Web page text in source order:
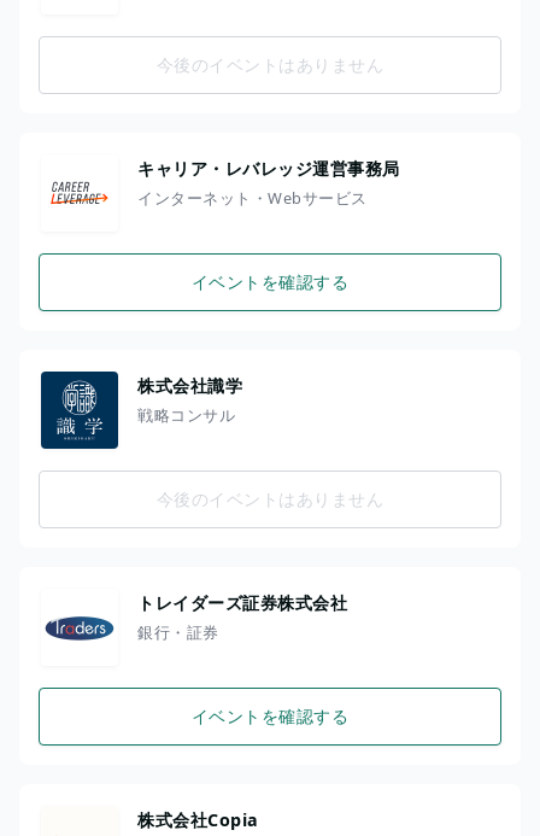
今後のイベントはありません
キャリア・レバレッジ運営事務局
インターネット・Webサービス
イベントを確認する
株式会社識学
戦略コンサル
今後のイベントはありません
トレイダーズ証券株式会社
銀行・証券
イベントを確認する
株式会社Copia